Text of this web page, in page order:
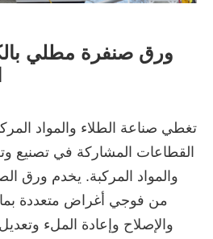
ورق صنفرة مطلي
تغطي صناعة الطلاء والمواد
القطاعات المشاركة في تصنيع
والمواد المركبة. يخدم ورق
من فوجي أغراض متعددة
والإصلاح وإعادة الملء